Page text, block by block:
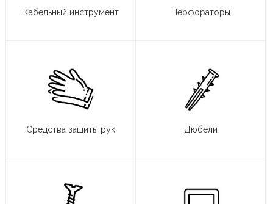
Кабельный инструмент Перфораторы
Средства защиты рук Дюбели